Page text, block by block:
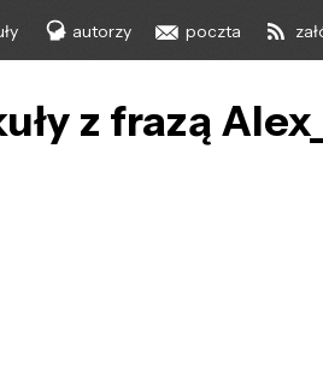
autorzy poczta
z frazą